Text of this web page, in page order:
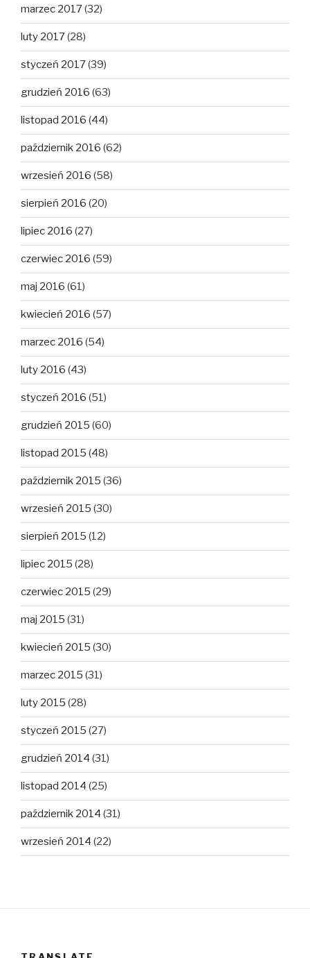
marzec 2017(32)
luty 2017(28)
styczeń 2017(39)
grudzień 2016 (63)
listopad 2016 (44)
październik 2016 (62)
wrzesień 2016 (58)
sierpień 2016 (20)
lipiec 2016 (27)
czerwiec 2016 (59)
maj 2016 (61)
kwiecień 2016 (57)
marzec 2016 (54)
luty 2016 (43)
styczeń 2016 (51)
grudzień 2015 (60)
listopad 2015 (48)
październik 2015 (36)
wrzesień 2015 (30)
sierpień 2015 (12)
lipiec 2015 (28)
czerwiec 2015 (29)
maj 2015 (31)
kwiecień 2015 (30)
marzec 2015 (31)
luty 2015 (28)
styczeń 2015 (27)
grudzień 2014 (31)
listopad 2014 (25)
październik 2014 (31)
wrzesień 2014 (22)